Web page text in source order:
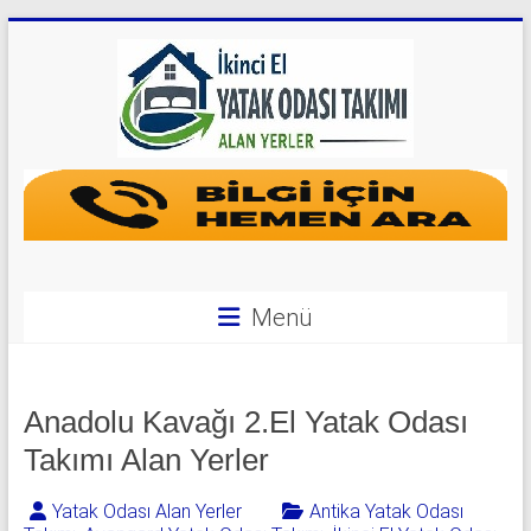
Yatak
Odası
|
0
542
Menü
Anadolu Kavağı 2.El Yatak Odası
Takımı Alan Yerler
Yatak Odası Alan Yerler
Antika Yatak Odası